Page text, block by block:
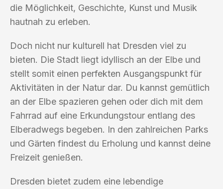
die Möglichkeit, Geschichte, Kunst und Musik
hautnah zu erleben.
Doch nicht nur kulturell hat Dresden viel zu
bieten. Die Stadt liegt idyllisch an der Elbe und
stellt somit einen perfekten Ausgangspunkt für
Aktivitäten in der Natur dar. Du kannst gemütlich
an der Elbe spazieren gehen oder dich mit dem
Fahrrad auf eine Erkundungstour entlang des
Elberadwegs begeben. In den zahlreichen Parks
und Gärten findest du Erholung und kannst deine
Freizeit genießen.
Dresden bietet zudem eine lebendige